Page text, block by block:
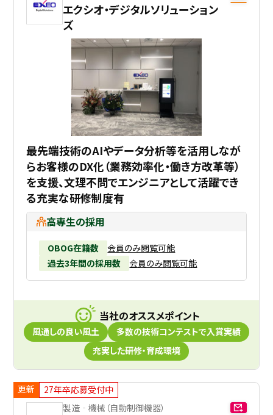
エクシオ・デジタルソリューション
ズ
最先端技術のAIやデータ分析等を活用しなが
らお客様のDX化（業務効率化・働き方改革等）
を支援、文理不問でエンジニアとして活躍でき
る充実な研修制度有
高専生の採用
OBOG在籍数
会員のみ閲覧可能
過去3年間の採用数
会員のみ閲覧可能
当社のオススメポイント
風通しの良い風土
多数の技術コンテストで入賞実績
充実した研修・育成環境
更新
27年卒応募受付中
製造‐機械（自動制御機器）